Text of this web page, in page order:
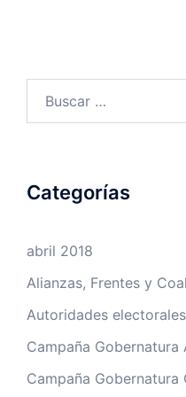
Categorías
abril 2018
Alianzas, Frentes y
Autoridades electorales
Campaña Gobernatura
Campaña Gobernatura